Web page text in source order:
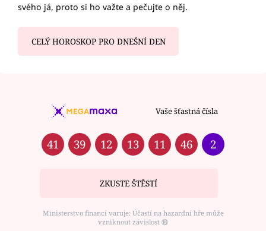
svého já, proto si ho važte a pečujte o něj.
CELÝ HOROSKOP PRO DNEŠNÍ DEN
Vaše šťastná čísla
41 39 12 13 11 46 2
ZKUSTE ŠTĚSTÍ
Ministerstvo financí varuje: Účastí na hazardní hře může
vzniknout závislost ⑱